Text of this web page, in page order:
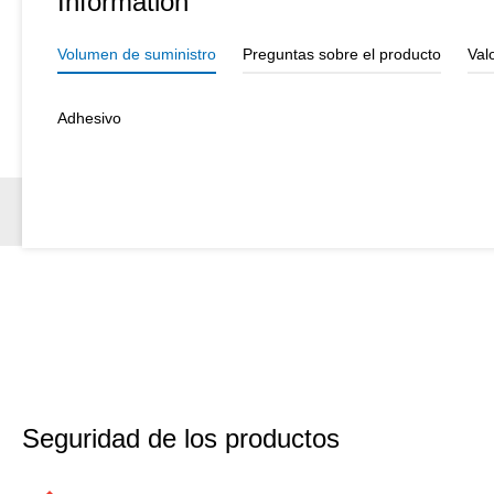
Volumen de suministro Preguntas sobre el producto
Adhesivo
Seguridad de los productos